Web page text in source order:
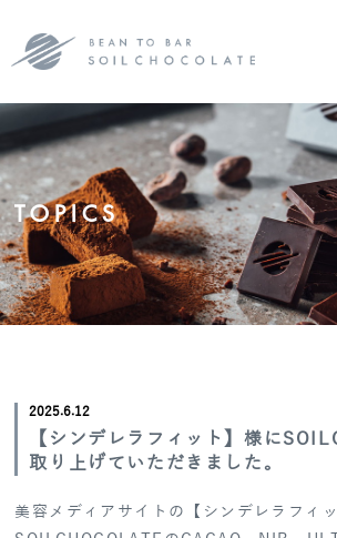
TOPICS
2025.6.12
【シンデレラフィット】様に
取り上げていただきました。
美容メディアサイトの【シンデレラフィ